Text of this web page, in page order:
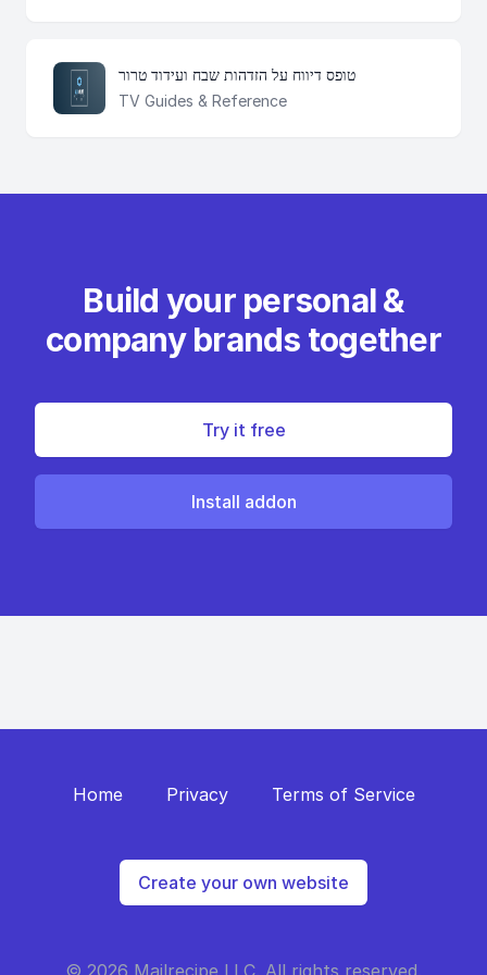
טופס דיווח על הזדהות שבח ועידוד טרור
TV Guides & Reference
Build your personal &
company brands together
Try it free
Install addon
Home Privacy Terms of Service
Create your own website
© 2026 Mailrecipe LLC. All rights reserved.